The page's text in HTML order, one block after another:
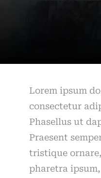
Lorem ipsum
consectetur
Phasellus ut
Praesent
tristique
pharetra